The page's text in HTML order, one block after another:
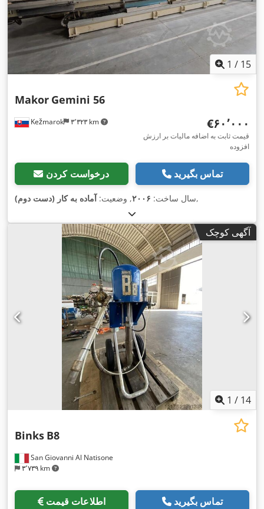
1 / 15
Kežmarok ۳٬۳۲۳ km
Makor Gemini 56
‎€۶۰٬۰۰۰
قیمت ثابت به اضافه مالیات بر ارزش
افزوده
درخواست کردن تماس بگیرید
سال ساخت: ۲۰۰۶, وضعیت:آماده به کار (دست دوم) ,
آگهی کوچک
1 / 14
San Giovanni Al Natisone
۳٬۷۳۹ km
Binks B8
اطلاعات قیمت تماس بگیرید